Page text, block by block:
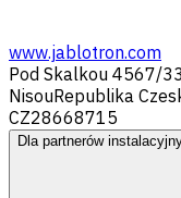
www.jablotron.com
Pod Skalkou 4567/33
NisouRepublika
CZ28668715
Dla partnerów